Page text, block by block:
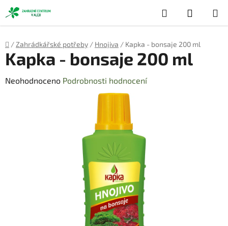
Přejít
na
obsah
Hledat
KOŠÍK
Domů
/ Zahrádkářské potřeby / Hnojiva / Kapka - bonsaje 200 ml
Kapka - bonsaje 200 ml
Průměrné
Neohodnoceno Podrobnosti hodnocení